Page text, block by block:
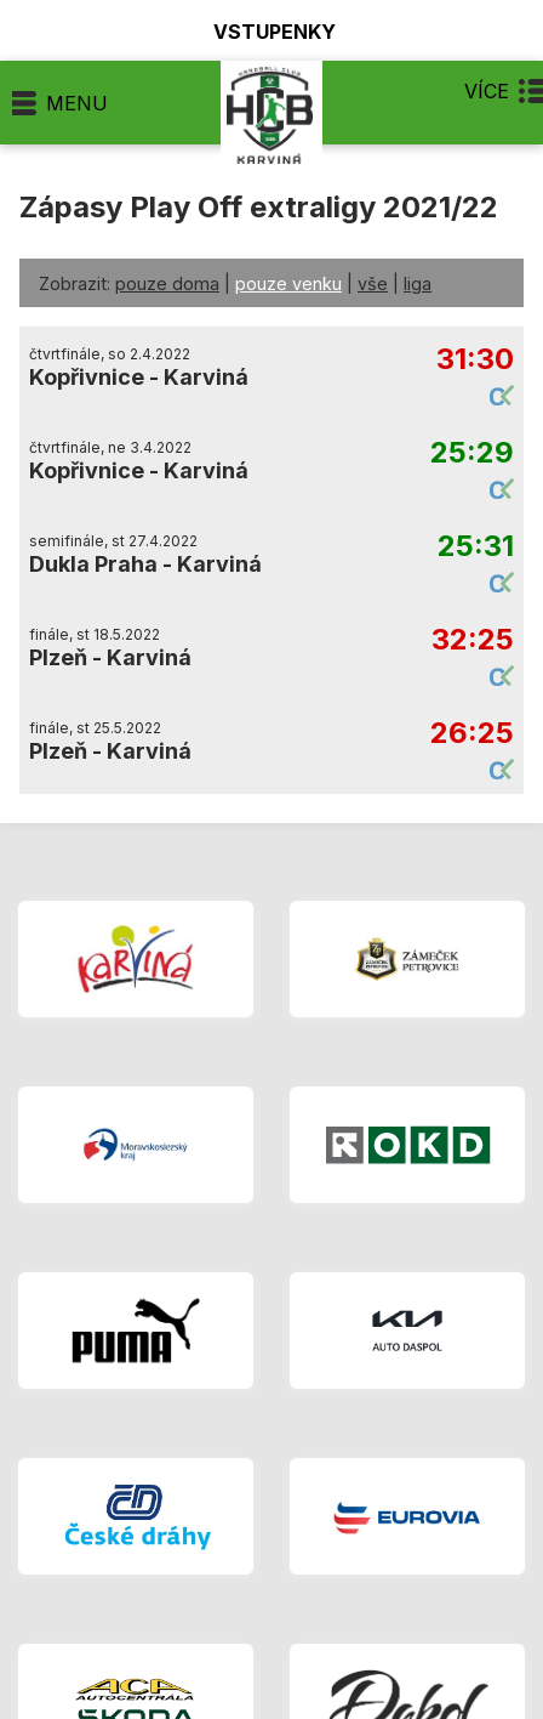
VSTUPENKY
MENU VÍCE
Zápasy Play Off extraligy 2021/22
Zobrazit: pouze doma pouze venku vše liga
čtvrtfinále, so 2.4.2022
Kopřivnice - Karviná
31:30
čtvrtfinále, ne 3.4.2022
Kopřivnice - Karviná
25:29
semifinále, st 27.4.2022
Dukla Praha - Karviná
25:31
finále, st 18.5.2022
Plzeň - Karviná
32:25
finále, st 25.5.2022
Plzeň - Karviná
26:25